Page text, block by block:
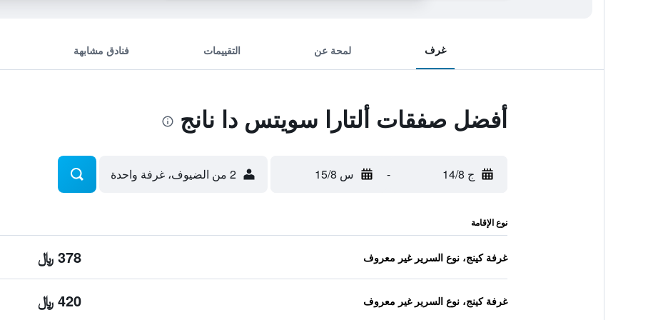
غرف لمحة عن التقييمات فنادق مشابهة
أفضل صفقات ألتارا سويتس دا نانج
ج 14/8 - س 15/8 2 من الضيوف، غرفة واحدة
نوع الإقامة
غرفة كينج، نوع السرير غير معروف 378 ﷼
غرفة كينج، نوع السرير غير معروف 420 ﷼